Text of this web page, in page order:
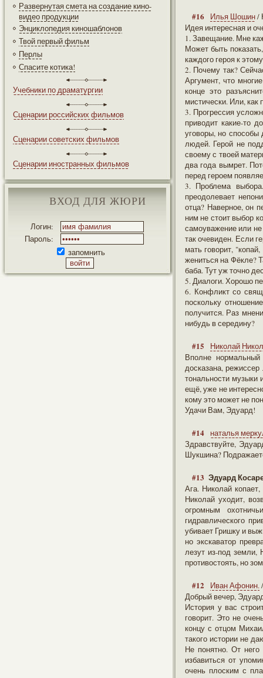
Развернутая смета на создание кино-
видео продукции
Энциклопедия киношаблонов
Твой первый фильм
Перлы
Спасите котика!
Учебники по драматургии
Сценарии российских фильмов
Сценарии советских фильмов
Сценарии иностранных фильмов
ВХОД ДЛЯ ЖЮРИ
Логин:
Пароль:
запомнить
#16 Илья Шошин/
Идея интересная и
1. Завещание. Мне
Может быть
каждого героя к
2. Почему так?
Аргумент, что
конце это
мистически. Или,
3. Прогрессия
приводит какие-то
уговоры, но способы
людей. Герой не
своему с твоей
два года вымрет.
перед героем
3. Проблема
преодолевает
отца? Наверное, он
ним не стоит выбор
самоуважение или не
так очевиден. Если
мать говорит,
жениться на Фёкле?
баба. Тут уж точно
5. Диалоги. Хорошо
6. Конфликт со
поскольку
получится. Раз
нибудь в середину?
#15
Николай
Вполне
досказана, режиссер
тональности музыки
ещё, уже не
кому это может не
Удачи Вам, Эдуард!
#14
наталья
Здравствуйте,
Шукшина?
#13 Эдуард
Ага. Николай
Николай уходит,
огромным
гидравлического
убивает Гришку и
но экскаватор
лезут из-под земли,
противостоять, но
#12 Иван Афонин.
Добрый вечер,
История у вас
говорит. Это не
концу с отцом
такого истории не
Не понятно. От
избавиться от
очень плоским с